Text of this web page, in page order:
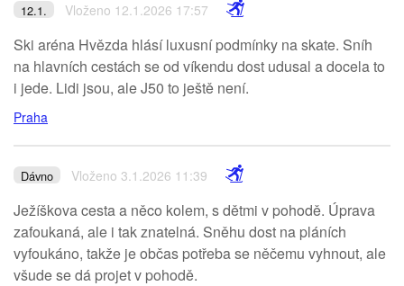
12.1. Vloženo 12.1.2026 17:57
Ski aréna Hvězda hlásí luxusní podmínky na skate. Sníh
na hlavních cestách se od víkendu dost udusal a docela to
i jede. Lidi jsou, ale J50 to ještě není.
Praha
Dávno Vloženo 3.1.2026 11:39
Ježíškova cesta a něco kolem, s dětmi v pohodě. Úprava
zafoukaná, ale i tak znatelná. Sněhu dost na pláních
vyfoukáno, takže je občas potřeba se něčemu vyhnout, ale
všude se dá projet v pohodě.